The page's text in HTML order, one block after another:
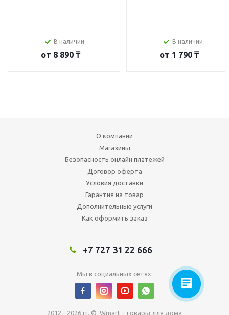
В наличии
от 8 890 ₸
В наличии
от 1 790 ₸
О компании
Магазины
Безопасность онлайн платежей
Договор оферта
Условия доставки
Гарантия на товар
Дополнительные услуги
Как оформить заказ
+7 727 31 22 666
Мы в социальных сетях:
2012 - 2026 гг. © Wmart - товары для дома